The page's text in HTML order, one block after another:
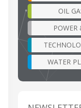
OIL
POWER
WATER